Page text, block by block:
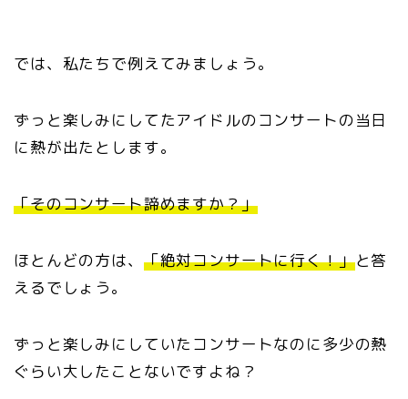
では、私たちで例えてみましょう。
ずっと楽しみにしてたアイドルのコンサートの当日
に熱が出たとします。
「そのコンサート諦めますか？」
ほとんどの方は、 「絶対コンサートに行く！」と答
えるでしょう。
ずっと楽しみにしていたコンサートなのに多少の熱
ぐらい大したことないですよね？